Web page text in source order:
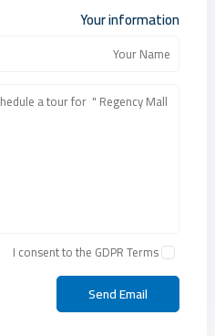
Your information
I consent to the GDPR Terms